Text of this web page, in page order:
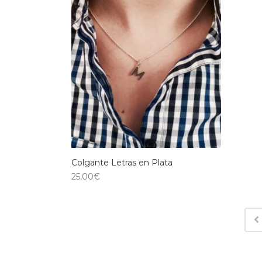
Colgante Letras en Plata
25,00€